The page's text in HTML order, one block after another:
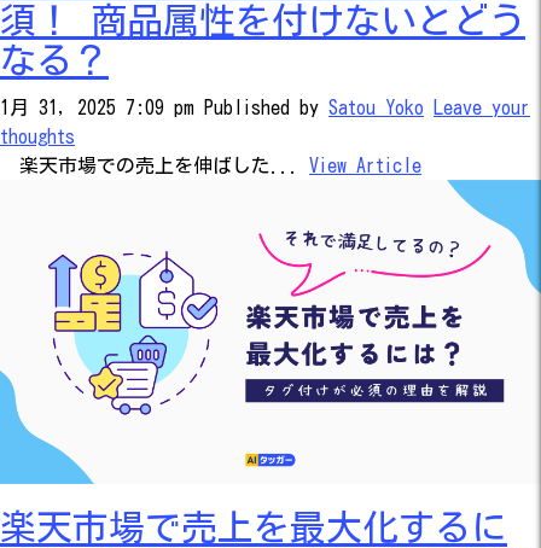
須！ 商品属性を付けないとどう
なる？
1月 31, 2025 7:09 pm Published by Satou Yoko
Leave your
thoughts
楽天市場での売上を伸ばした... View Article
楽天市場で売上を最大化するに